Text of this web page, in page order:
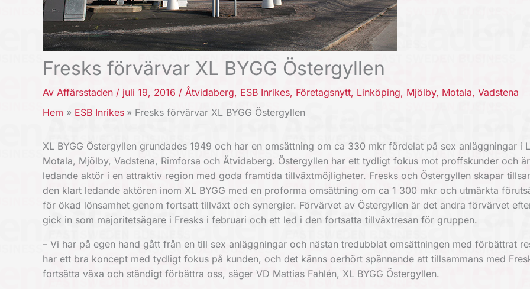
Fresks förvärvar XL BYGG Östergyllen
Av Affärsstaden / juli 19, 2016 / Åtvidaberg, ESB Inrikes, Företagsnytt, Linköping, Mjölby, Motala, Vadstena
Hem
ESB Inrikes Fresks förvärvar XL BYGG Östergyllen
XL BYGG Östergyllen grundades 1949 och har en omsättning om ca 330 mkr fördelat på sex anläggningar i
Motala, Mjölby, Vadstena, Rimforsa och Åtvidaberg. Östergyllen har ett tydligt fokus mot proffskunder och
ledande aktör i en attraktiv region med goda framtida tillväxtmöjligheter. Fresks och Östergyllen skapar
den klart ledande aktören inom XL BYGG med en proforma omsättning om ca 1 300 mkr och utmärkta
för ökad lönsamhet genom fortsatt tillväxt och synergier. Förvärvet av Östergyllen är det andra förvärvet
gick in som majoritetsägare i Fresks i februari och ett led i den fortsatta tillväxtresan för gruppen.
– Vi har på egen hand gått från en till sex anläggningar och nästan tredubblat omsättningen med förbättrat
har ett bra koncept med tydligt fokus på kunden, och det känns oerhört spännande att tillsammans med
fortsätta växa och ständigt förbättra oss, säger VD Mattias Fahlén, XL BYGG Östergyllen.